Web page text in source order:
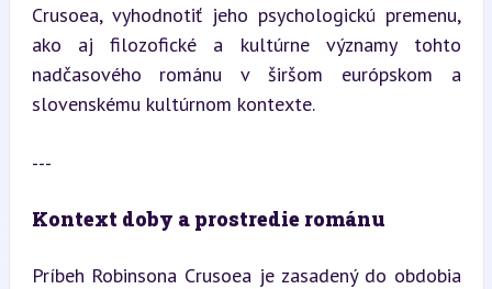
Crusoea, vyhodnotiť jeho psychologickú premenu,
ako aj filozofické a kultúrne významy tohto
nadčasového románu v širšom európskom a
slovenskému kultúrnom kontexte.
---
Kontext doby a prostredie románu
Príbeh Robinsona Crusoea je zasadený do obdobia